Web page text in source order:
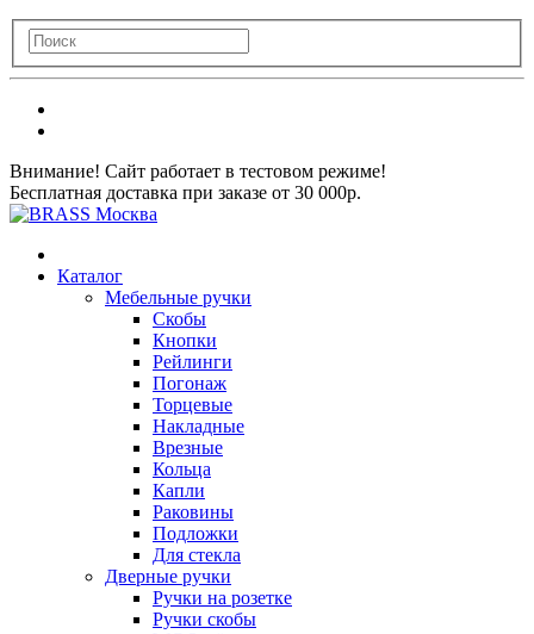
Внимание! Сайт работает в тестовом режиме!
Бесплатная доставка при заказе от 30 000р.
Каталог
Мебельные ручки
Скобы
Кнопки
Рейлинги
Погонаж
Торцевые
Накладные
Врезные
Кольца
Капли
Раковины
Подложки
Для стекла
Дверные ручки
Ручки на розетке
Ручки скобы